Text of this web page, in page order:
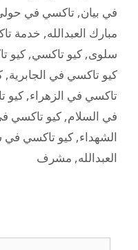
في بيان, تاكسي في
مبارك العبدالله, خدمة
سلوى, كيو تاكسي, كيو
كيو تاكسي في الجابرية,
تاكسي في الزهراء, كيو
في السلام, كيو تاكسي
الشهداء, كيو تاكسي
العبدالله, مشرف